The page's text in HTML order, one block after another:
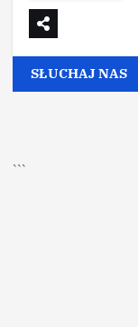
SŁUCHAJ NAS
```